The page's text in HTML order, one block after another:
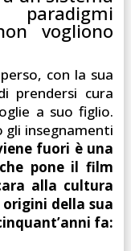
vogliono
con la sua
prendersi cura
a suo figlio.
gli insegnamenti
fuori è una
pone il film
alla cultura
della sua
fa: